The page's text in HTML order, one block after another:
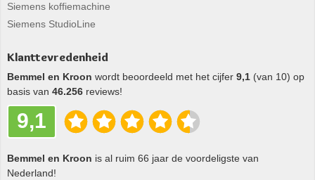
Siemens koffiemachine
Siemens StudioLine
Klanttevredenheid
Bemmel en Kroon wordt beoordeeld met het cijfer 9,1 (van 10) op
basis van 46.256 reviews!
9,1
Bemmel en Kroon is al ruim 66 jaar de voordeligste van
Nederland!